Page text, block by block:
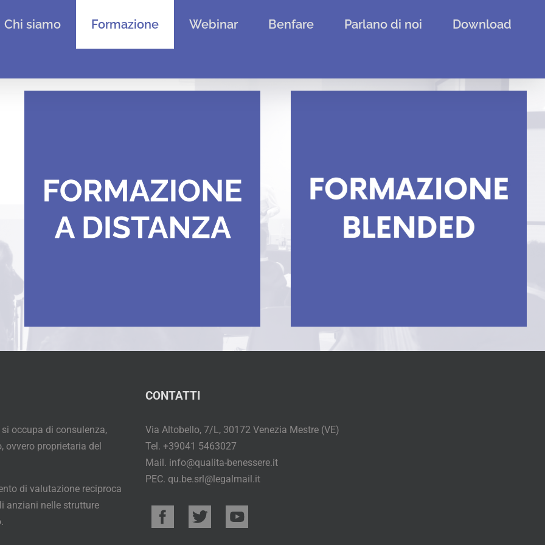
Chi siamo Formazione Webinar Benfare Parlano di noi Download
occupa di consulenza,
ovvero proprietaria del
di valutazione reciproca
anziani nelle strutture
CONTATTI
Via Altobello, 7/L, 30172 Venezia Mestre (VE)
Tel. +39041 5463027
Mail. info@qualita-benessere.it
PEC. qu.be.srl@legalmail.it